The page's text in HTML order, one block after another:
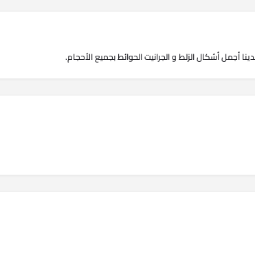
أجمل أشكال الزلط و الجرانيت الحوائط بجميع الأحجام.